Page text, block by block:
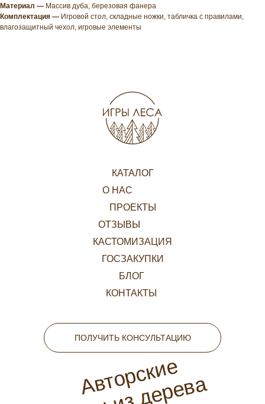
Материал — Массив дуба, березовая фанера
Комплектация — Игровой стол, складные ножки, табличка с правилами,
влагозащитный чехол, игровые элементы
КАТАЛОГ
О НАС
ОТЗЫВЫ
ПРОЕКТЫ
КАСТОМИЗАЦИЯ
ГОСЗАКУПКИ
БЛОГ
КОНТАКТЫ
Авторские
ПОЛУЧИТЬ КОНСУЛЬТАЦИЮ